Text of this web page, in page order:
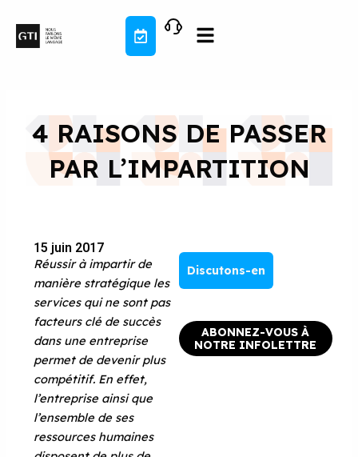
contenu
4 RAISONS DE PASSER
PAR L’IMPARTITION
15 juin 2017
Réussir à impartir de
manière stratégique les
services qui ne sont pas
facteurs clé de succès
dans une entreprise
permet de devenir plus
compétitif. En effet,
l’entreprise ainsi que
l’ensemble de ses
ressources humaines
Discutons-en
ABONNEZ-VOUS À
NOTRE INFOLETTRE